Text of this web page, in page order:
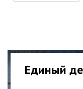
Единый